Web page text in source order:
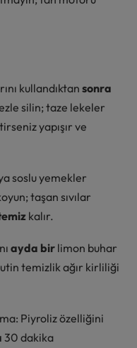
kullandıktan sonra
silin; taze lekeler
yapışır ve
soslu yemekler
taşan sıvılar
kalır.
ayda bir limon buhar
temizlik ağır kirliliği
Piyroliz özelliğini
30 dakika